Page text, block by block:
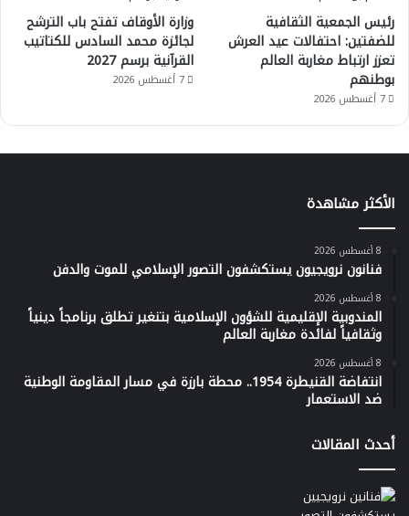
رئيس الجمعية الثقافية
للضفتين: احتفالات عيد العرش
تعزز ارتباط مغاربة العالم
بوطنهم
7 أغسطس 2026
وزارة الأوقاف تفتح باب الترشح
لجائزة محمد السادس للكتاتيب
القرآنية برسم 2027
7 أغسطس 2026
الأكثر مشاهدة
8 أغسطس 2026
فنانون نرويجيون يستكشفون التصور الإسلامي للموت والدفن
8 أغسطس 2026
المندوبية الإقليمية للشؤون الإسلامية بتنغير تطلق برنامجاً دينياً
وثقافياً لفائدة مغاربة العالم
8 أغسطس 2026
انتفاضة القنيطرة 1954.. محطة بارزة في مسار المقاومة الوطنية
ضد الاستعمار
أحدث المقالات